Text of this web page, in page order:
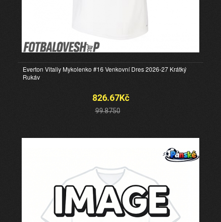
Everton Vitaliy Mykolenko #16 Venkovní Dres 2026-27 Krátký
Rukáv
826.67Kč
99.8750